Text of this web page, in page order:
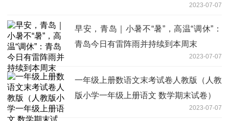
2023-07-07
早安，青岛｜小暑不“暑”，高温“调休”：
青岛今日有雷阵雨并持续到本周末
2023-07-07
一年级上册数语文末考试卷人教版（人教
版小学一年级上册语文 数学期末试卷）
2023-07-07